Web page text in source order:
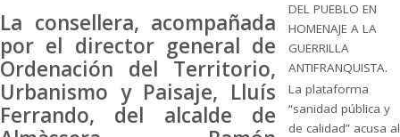
La consellera, acompañada
por el director general de
Ordenación del Territorio,
Urbanismo y Paisaje, Lluís
Ferrando, del alcalde de
DEL PUEBLO EN
HOMENAJE A LA
GUERRILLA
ANTIFRANQUISTA.
La plataforma
“sanidad pública y
de calidad” acusa al